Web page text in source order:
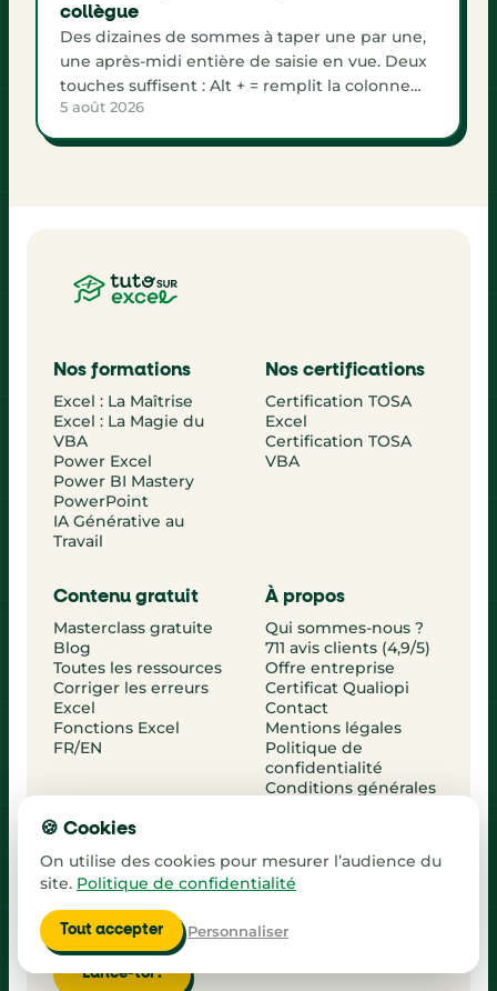
collègue
Des dizaines de sommes à taper une par une,
une après-midi entière de saisie en vue. Deux
touches suffisent : Alt + = remplit la colonne
Total, la ligne de totaux et le grand total d'un
seul coup, avec de vraies formules.
5 août 2026
Nos formations
Excel : La Maîtrise
Excel : La Magie du
VBA
Power Excel
Power BI Mastery
PowerPoint
IA Générative au
Travail
Nos certifications
Certification TOSA
Excel
Certification TOSA
VBA
Contenu gratuit
Masterclass gratuite
Blog
Toutes les ressources
Corriger les erreurs
Excel
Fonctions Excel
FR/EN
À propos
Qui sommes-nous ?
711 avis clients (4,9/5)
Offre entreprise
Certificat Qualiopi
Contact
Mentions légales
Politique de
confidentialité
Conditions générales
Masterclass gratuite
Découvre la méthode TutoSurExcel en direct et
commence à progresser dès cette semaine.
Lance-toi !
🍪 Cookies
On utilise des cookies pour mesurer l’audience du
site. Politique de confidentialité
Tout accepter Personnaliser